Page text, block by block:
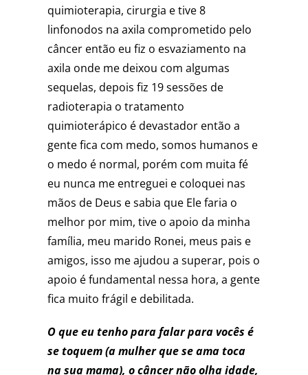
quimioterapia, cirurgia e tive 8
linfonodos na axila comprometido pelo
câncer então eu fiz o esvaziamento na
axila onde me deixou com algumas
sequelas, depois fiz 19 sessões de
radioterapia o tratamento
quimioterápico é devastador então a
gente fica com medo, somos humanos e
o medo é normal, porém com muita fé
eu nunca me entreguei e coloquei nas
mãos de Deus e sabia que Ele faria o
melhor por mim, tive o apoio da minha
família, meu marido Ronei, meus pais e
amigos, isso me ajudou a superar, pois o
apoio é fundamental nessa hora, a gente
fica muito frágil e debilitada.
O que eu tenho para falar para vocês é
se toquem (a mulher que se ama toca
na sua mama), o câncer não olha idade,